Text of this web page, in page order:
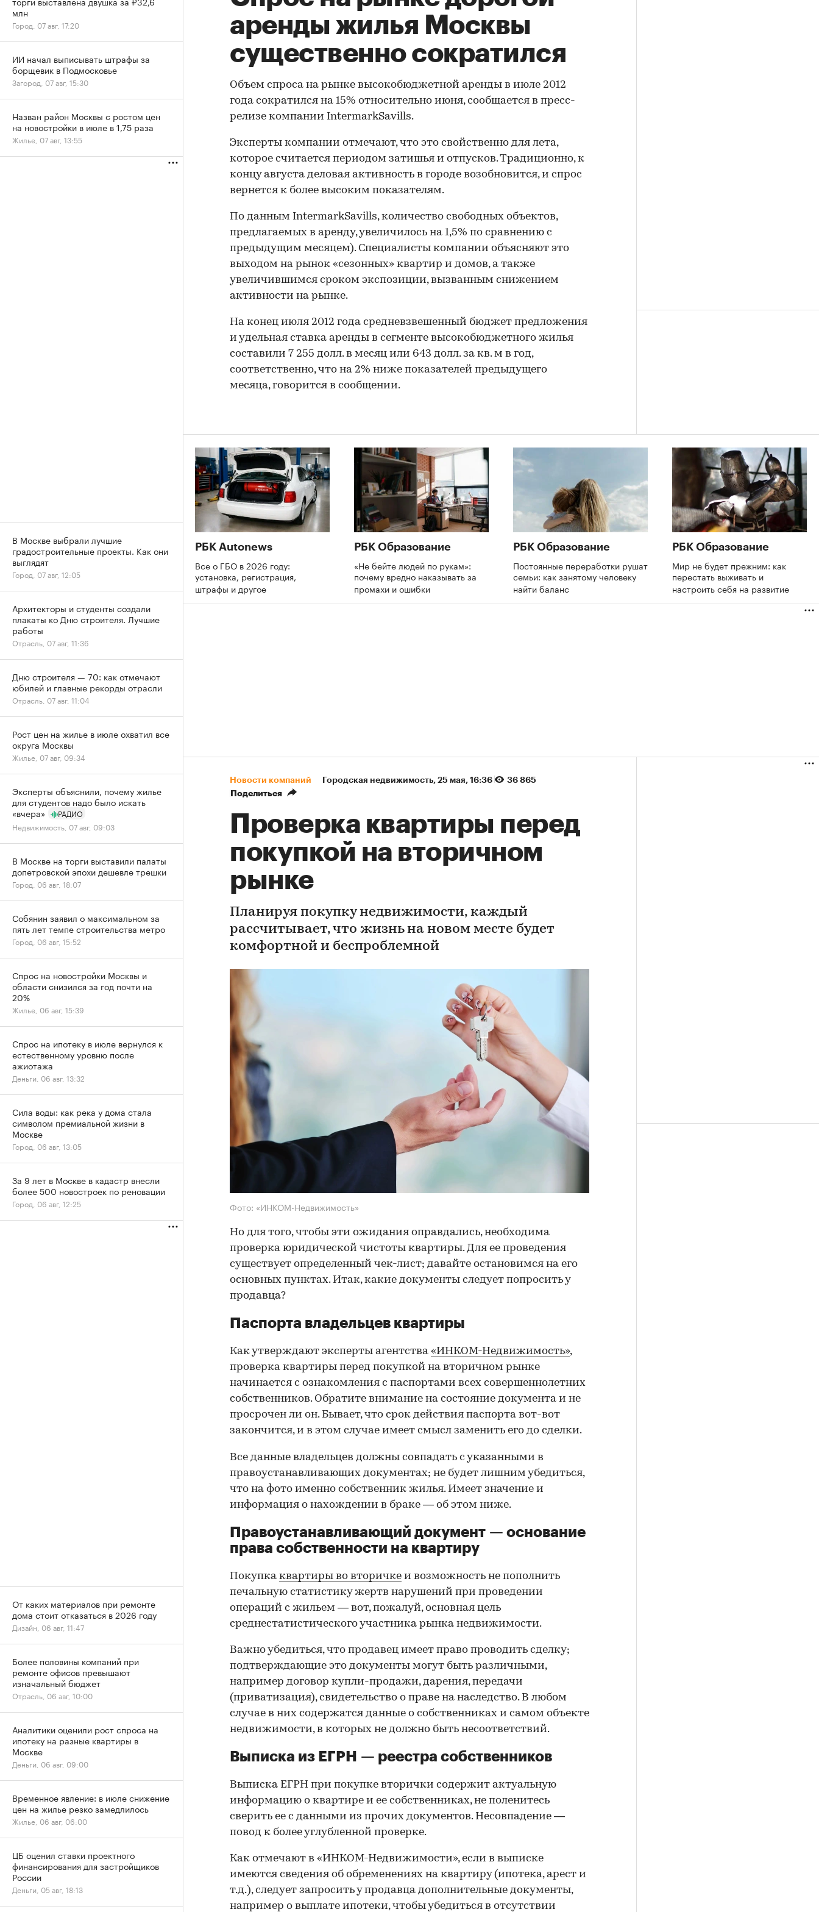
аренды жилья Москвы
существенно сократился
Объем спроса на рынке высокобюджетной аренды в июле 2012
года сократился на 15% относительно июня, сообщается в пресс-
релизе компании IntermarkSavills.
Эксперты компании отмечают, что это свойственно для лета,
которое считается периодом затишья и отпусков. Традиционно, к
концу августа деловая активность в городе возобновится, и спрос
вернется к более высоким показателям.
По данным IntermarkSavills, количество свободных объектов,
предлагаемых в аренду, увеличилось на 1,5% по сравнению с
предыдущим месяцем). Специалисты компании объясняют это
выходом на рынок «сезонных» квартир и домов, а также
увеличившимся сроком экспозиции, вызванным снижением
активности на рынке.
На конец июля 2012 года средневзвешенный бюджет предложения
и удельная ставка аренды в сегменте высокобюджетного жилья
составили 7 255 долл. в месяц или 643 долл. за кв. м в год,
соответственно, что на 2% ниже показателей предыдущего
месяца, говорится в сообщении.
РБК Autonews
Все о ГБО в 2026 году:
установка, регистрация,
штрафы и другое
РБК Образование
«Не бейте людей по рукам»:
почему вредно наказывать за
промахи и ошибки
РБК Образование
Постоянные переработки рушат
семьи: как занятому человеку
найти баланс
РБК Образование
Мир не будет прежним: как
перестать выживать и
настроить себя на развитие
Новости компаний Городская недвижимость⁠, 25 мая, 16:36
36 865
Поделиться
Проверка квартиры перед
покупкой на вторичном
рынке
Планируя покупку недвижимости, каждый
рассчитывает, что жизнь на новом месте будет
комфортной и беспроблемной
Фото: «ИНКОМ-Недвижимость»
Но для того, чтобы эти ожидания оправдались, необходима
проверка юридической чистоты квартиры. Для ее проведения
существует определенный чек-лист; давайте остановимся на его
основных пунктах. Итак, какие документы следует попросить у
продавца?
Паспорта владельцев квартиры
Как утверждают эксперты агентства «ИНКОМ-Недвижимость»,
проверка квартиры перед покупкой на вторичном рынке
начинается с ознакомления с паспортами всех совершеннолетних
собственников. Обратите внимание на состояние документа и не
просрочен ли он. Бывает, что срок действия паспорта вот-вот
закончится, и в этом случае имеет смысл заменить его до сделки.
Все данные владельцев должны совпадать с указанными в
правоустанавливающих документах; не будет лишним убедиться,
что на фото именно собственник жилья. Имеет значение и
информация о нахождении в браке — об этом ниже.
Правоустанавливающий документ — основание
права собственности на квартиру
Покупка квартиры во вторичке и возможность не пополнить
печальную статистику жертв нарушений при проведении
операций с жильем — вот, пожалуй, основная цель
среднестатистического участника рынка недвижимости.
Важно убедиться, что продавец имеет право проводить сделку;
подтверждающие это документы могут быть различными,
например договор купли-продажи, дарения, передачи
(приватизация), свидетельство о праве на наследство. В любом
случае в них содержатся данные о собственниках и самом объекте
недвижимости, в которых не должно быть несоответствий.
Выписка из ЕГРН — реестра собственников
Выписка ЕГРН при покупке вторички содержит актуальную
информацию о квартире и ее собственниках, не поленитесь
сверить ее с данными из прочих документов. Несовпадение —
повод к более углубленной проверке.
Как отмечают в «ИНКОМ-Недвижимости», если в выписке
имеются сведения об обременениях на квартиру (ипотека, арест и
т.д.), следует запросить у продавца дополнительные документы,
например о выплате ипотеки, чтобы убедиться в отсутствии
млн
Город, 07 авг, 17:20
ИИ начал выписывать штрафы за
борщевик в Подмосковье
Загород, 07 авг, 15:30
Назван район Москвы с ростом цен
на новостройки в июле в 1,75 раза
Жилье, 07 авг, 13:55
В Москве выбрали лучшие
градостроительные проекты. Как они
выглядят
Город, 07 авг, 12:05
Архитекторы и студенты создали
плакаты ко Дню строителя. Лучшие
работы
Отрасль, 07 авг, 11:36
Дню строителя — 70: как отмечают
юбилей и главные рекорды отрасли
Отрасль, 07 авг, 11:04
Рост цен на жилье в июле охватил все
округа Москвы
Жилье, 07 авг, 09:34
Эксперты объяснили, почему жилье
для студентов надо было искать
«вчера»
РАДИО
Недвижимость, 07 авг, 09:03
В Москве на торги выставили палаты
допетровской эпохи дешевле трешки
Город, 06 авг, 18:07
Собянин заявил о максимальном за
пять лет темпе строительства метро
Город, 06 авг, 15:52
Спрос на новостройки Москвы и
области снизился за год почти на
20%
Жилье, 06 авг, 15:39
Спрос на ипотеку в июле вернулся к
естественному уровню после
ажиотажа
Деньги, 06 авг, 13:32
Сила воды: как река у дома стала
символом премиальной жизни в
Москве
Город, 06 авг, 13:05
За 9 лет в Москве в кадастр внесли
более 500 новостроек по реновации
Город, 06 авг, 12:25
От каких материалов при ремонте
дома стоит отказаться в 2026 году
Дизайн, 06 авг, 11:47
Более половины компаний при
ремонте офисов превышают
изначальный бюджет
Отрасль, 06 авг, 10:00
Аналитики оценили рост спроса на
ипотеку на разные квартиры в
Москве
Деньги, 06 авг, 09:00
Временное явление: в июле снижение
цен на жилье резко замедлилось
Жилье, 06 авг, 06:00
ЦБ оценил ставки проектного
финансирования для застройщиков
России
Деньги, 05 авг, 18:13